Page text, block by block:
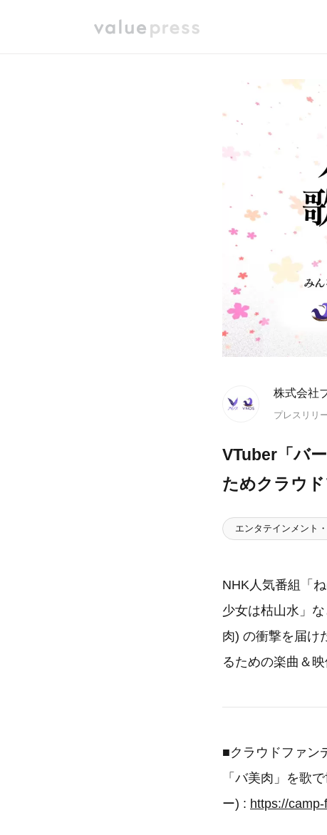
株式会社
プレスリリ
VTuber「バ
ためクラウ
エンタテインメント
NHK人気番組「
少女は枯山水」
肉) の衝撃を届け
るための楽曲＆
■クラウドファン
「バ美肉」を歌
ー) : https://